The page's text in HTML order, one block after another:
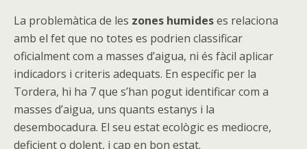
La problemàtica de les zones humideses relaciona
amb el fet que no totes es podrien classificar
oficialment com a masses d’aigua, ni és fàcil aplicar
indicadors i criteris adequats. En específic per la
Tordera, hi ha 7 que s’han pogut identificar com a
masses d’aigua, uns quants estanys i la
desembocadura. El seu estat ecològic es mediocre,
deficient o dolent, i cap en bon estat.